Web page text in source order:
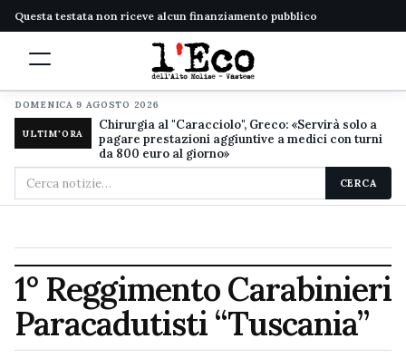
Questa testata non riceve alcun finanziamento pubblico
DOMENICA 9 AGOSTO 2026
ULTIM'ORA
Chirurgia al "Caracciolo", Greco: «Servirà solo a
pagare prestazioni aggiuntive a medici con turni
da 800 euro al giorno»
Cerca
nel
CERCA
1° Reggimento Carabinieri
Paracadutisti “Tuscania”